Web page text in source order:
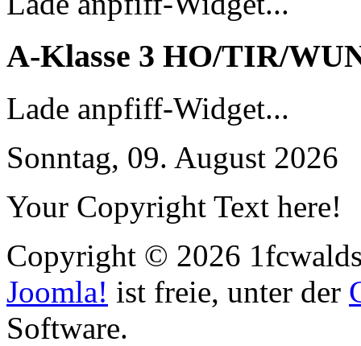
A-Klasse 3 HO/TIR/
Lade anpfiff-Widget...
Sonntag, 09. August 2026
Your Copyright Text here!
Copyright © 2026
Joomla! ist freie, unter der
Software.